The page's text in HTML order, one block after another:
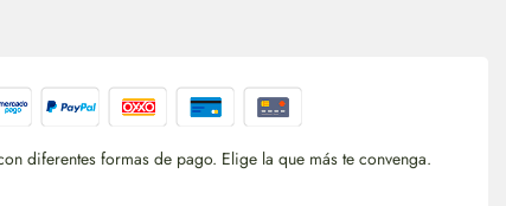
diferentes formas de pago. Elige la que más te convenga.